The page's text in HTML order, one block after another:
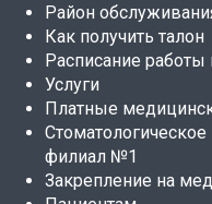
Район
Как получить талон
Расписание работы
Услуги
Платные
филиал №1
Закрепление на